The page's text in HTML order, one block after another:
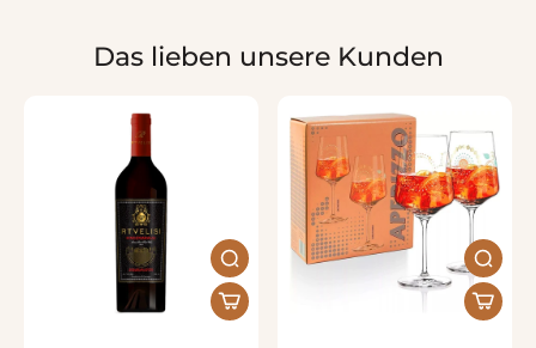
Das lieben unsere Kunden